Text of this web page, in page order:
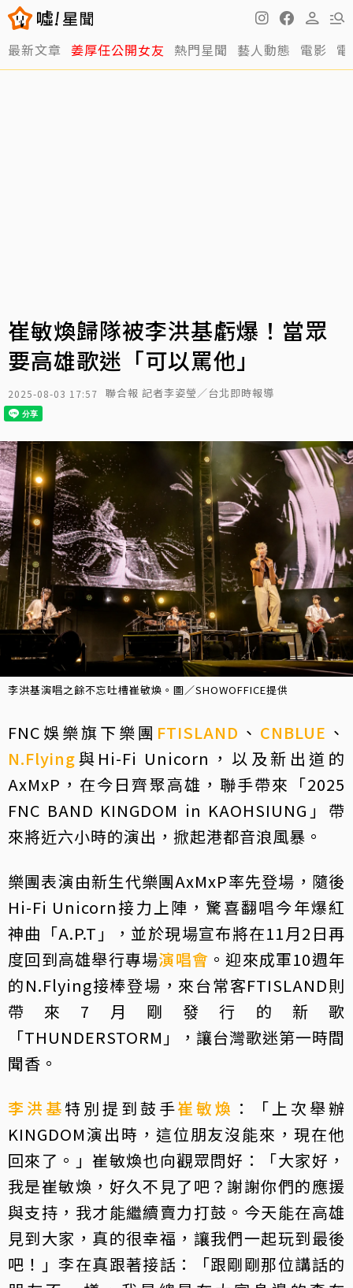
最新文章 姜厚任公開女友 熱門星聞 藝人動態 電影
崔敏煥歸隊被李洪基虧爆！當眾
要高雄歌迷「可以罵他」
2025-08-03 17:57 聯合報 記者李姿瑩／台北即時報導
李洪基演唱之餘不忘吐槽崔敏煥。圖／SHOWOFFICE提供
FNC娛樂旗下樂團 FTISLAND 、 CNBLUE 、
N.Flying與Hi-Fi Unicorn，以及新出道的
AxMxP，在今日齊聚高雄，聯手帶來「2025
FNC BAND KINGDOM in KAOHSIUNG」帶
來將近六小時的演出，掀起港都音浪風暴。
樂團表演由新生代樂團AxMxP率先登場，隨後
Hi-Fi Unicorn接力上陣，驚喜翻唱今年爆紅
神曲「A.P.T」，並於現場宣布將在11月2日再
度回到高雄舉行專場演唱會 。迎來成軍10週年
的N.Flying接棒登場，來台常客FTISLAND則
帶來7月剛發行的新歌
「THUNDERSTORM」，讓台灣歌迷第一時間
聞香。
李洪基特別提到鼓手崔敏煥 ：「上次舉辦
KINGDOM演出時，這位朋友沒能來，現在他
回來了。」崔敏煥也向觀眾問好：「大家好，
我是崔敏煥，好久不見了吧？謝謝你們的應援
與支持，我才能繼續賣力打鼓。今天能在高雄
見到大家，真的很幸福，讓我們一起玩到最後
吧！」李在真跟著接話：「跟剛剛那位講話的